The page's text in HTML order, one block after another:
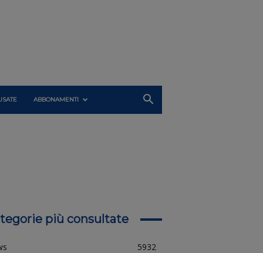
ABBONAMENTI
più consultate
5932